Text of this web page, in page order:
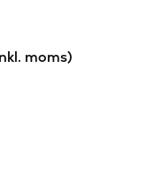
moms)